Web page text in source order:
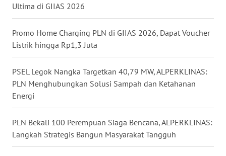
Ultima di GIIAS 2026
Promo Home Charging PLN di GIIAS 2026, Dapat Voucher
Listrik hingga Rp1,3 Juta
PSEL Legok Nangka Targetkan 40,79 MW, ALPERKLINAS:
PLN Menghubungkan Solusi Sampah dan Ketahanan
Energi
PLN Bekali 100 Perempuan Siaga Bencana, ALPERKLINAS:
Langkah Strategis Bangun Masyarakat Tangguh
DAIRI
WN
DANAU
TOBA
WN
NIAS